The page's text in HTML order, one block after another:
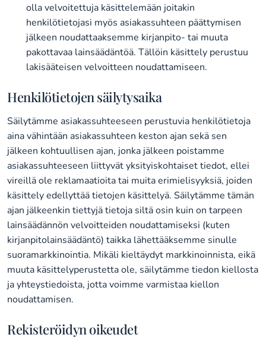
olla velvoitettuja käsittelemään joitakin
henkilötietojasi myös asiakassuhteen päättymisen
jälkeen noudattaaksemme kirjanpito- tai muuta
pakottavaa lainsäädäntöä. Tällöin käsittely perustuu
lakisääteisen velvoitteen noudattamiseen.
Henkilötietojen säilytysaika
Säilytämme asiakassuhteeseen perustuvia henkilötietoja
aina vähintään asiakassuhteen keston ajan sekä sen
jälkeen kohtuullisen ajan, jonka jälkeen poistamme
asiakassuhteeseen liittyvät yksityiskohtaiset tiedot, ellei
vireillä ole reklamaatioita tai muita erimielisyyksiä, joiden
käsittely edellyttää tietojen käsittelyä. Säilytämme tämän
ajan jälkeenkin tiettyjä tietoja siltä osin kuin on tarpeen
lainsäädännön velvoitteiden noudattamiseksi (kuten
kirjanpitolainsäädäntö) taikka lähettääksemme sinulle
suoramarkkinointia. Mikäli kieltäydyt markkinoinnista, eikä
muuta käsittelyperustetta ole, säilytämme tiedon kiellosta
ja yhteystiedoista, jotta voimme varmistaa kiellon
noudattamisen.
Rekisteröidyn oikeudet